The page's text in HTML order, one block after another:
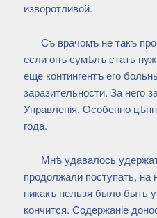
изворотливой.
Съ врачомъ не такъ
если онъ сумѣлъ стать
еще контингентъ его
заразительности. За него
Управленія. Особенно
года.
Мнѣ удавалось
продолжали поступать, на
никакъ нельзя было быть
кончится. Содержаніе